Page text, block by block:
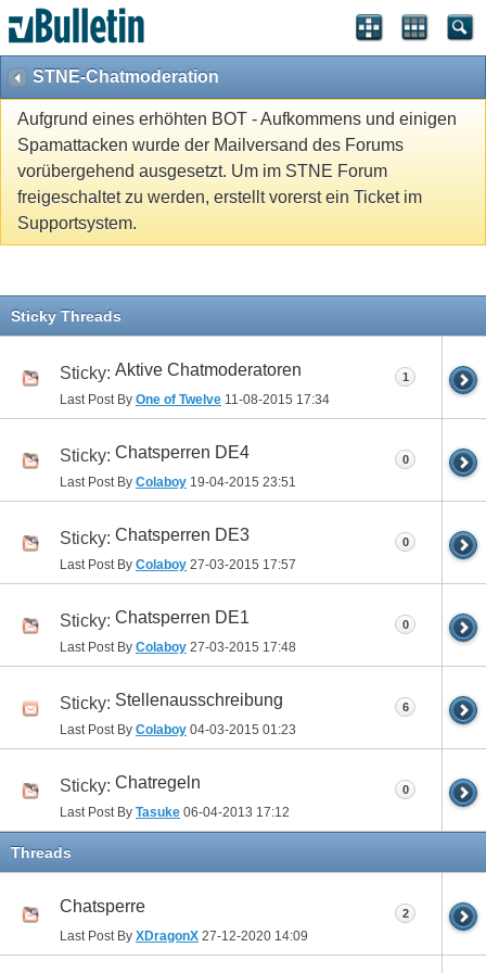
STNE-Chatmoderation
Aufgrund eines erhöhten BOT - Aufkommens und einigen
Spamattacken wurde der Mailversand des Forums
vorübergehend ausgesetzt. Um im STNE Forum
freigeschaltet zu werden, erstellt vorerst ein Ticket im
Supportsystem.
Sticky Threads
Sticky: Aktive Chatmoderatoren
Last Post By One of Twelve 11-08-2015 17:34
1
Sticky: Chatsperren DE4
Last Post By Colaboy 19-04-2015 23:51
0
Sticky: Chatsperren DE3
Last Post By Colaboy 27-03-2015 17:57
0
Sticky: Chatsperren DE1
Last Post By Colaboy 27-03-2015 17:48
0
Sticky: Stellenausschreibung
Last Post By Colaboy 04-03-2015 01:23
6
Sticky: Chatregeln
Last Post By Tasuke 06-04-2013 17:12
0
Threads
Chatsperre
Last Post By XDragonX 27-12-2020 14:09
2